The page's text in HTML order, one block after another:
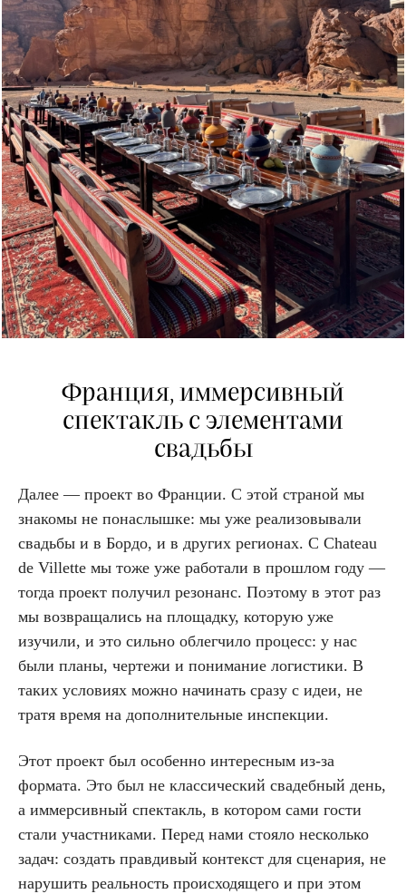
Франция, иммерсивный
спектакль с элементами
свадьбы
Далее — проект во Франции. С этой страной мы
знакомы не понаслышке: мы уже реализовывали
свадьбы и в Бордо, и в других регионах. С Chateau
de Villette мы тоже уже работали в прошлом году —
тогда проект получил резонанс. Поэтому в этот раз
мы возвращались на площадку, которую уже
изучили, и это сильно облегчило процесс: у нас
были планы, чертежи и понимание логистики. В
таких условиях можно начинать сразу с идеи, не
тратя время на дополнительные инспекции.
Этот проект был особенно интересным из-за
формата. Это был не классический свадебный день,
а иммерсивный спектакль, в котором сами гости
стали участниками. Перед нами стояло несколько
задач: создать правдивый контекст для сценария, не
нарушить реальность происходящего и при этом